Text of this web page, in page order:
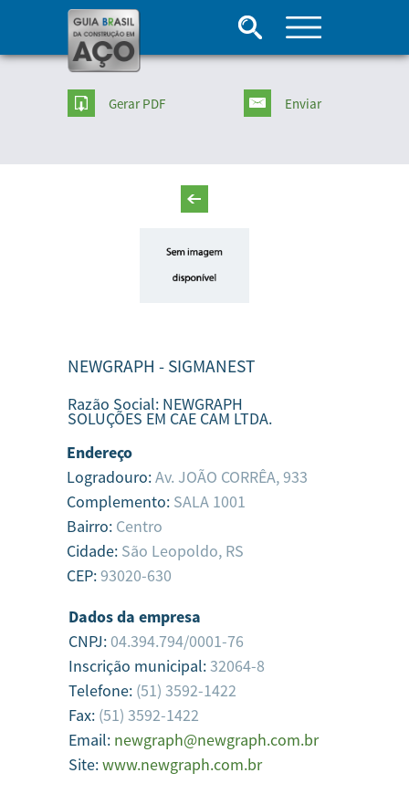
Gerar PDF Enviar
NEWGRAPH - SIGMANEST
Razão Social: NEWGRAPH
SOLUÇÕES EM CAE CAM LTDA.
Endereço
Logradouro:Av. JOÃO CORRÊA, 933
Complemento: SALA 1001
Bairro: Centro
Cidade: São Leopoldo, RS
CEP:93020-630
Dados da empresa
CNPJ: 04.394.794/0001-76
Inscrição municipal:32064-8
Telefone: (51) 3592-1422
Fax: (51) 3592-1422
Email: newgraph@newgraph.com.br
Site:www.newgraph.com.br